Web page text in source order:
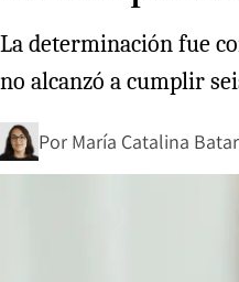
La determinación fue
no alcanzó a cumplir
Por María Catalina